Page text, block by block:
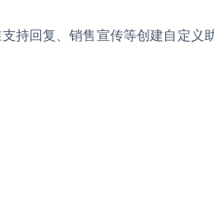
持回复、销售宣传等创建自定义